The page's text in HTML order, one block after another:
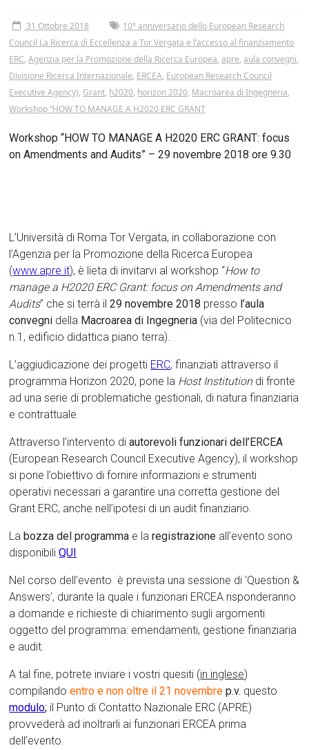
31 Ottobre 2018
10° anniversario dello European Research
Council La Ricerca di Eccellenza a Tor Vergata e l’accesso al finanziamento
ERC,Agenzia per la Promozione della Ricerca Europea,apre,aula convegni,
Divisione Ricerca Internazionale, ERCEA, European Research Council
Executive Agency), Grant, h2020, horizon 2020, Macroarea di Ingegneria,
Workshop “HOW TO MANAGE A H2020 ERC GRANT
Workshop “HOW TO MANAGE A H2020 ERC GRANT: focus
on Amendments and Audits” – 29 novembre 2018 ore 9.30
L’Università di Roma Tor Vergata, in collaborazione con
l’Agenzia per la Promozione della Ricerca Europea
(www.apre.it), è lieta di invitarvi al workshop “How to
manage a H2020 ERC Grant: focus on Amendments and
Audits” che si terrà il29 novembre 2018 presso l’aula
convegni della Macroarea di Ingegneria (via del Politecnico
n.1, edificio didattica piano terra).
L’aggiudicazione dei progetti ERC, finanziati attraverso il
programma Horizon 2020, pone la Host Institutiondi fronte
ad una serie di problematiche gestionali, di natura finanziaria
e contrattuale.
Attraverso l’intervento diautorevoli funzionari dell’ERCEA
(European Research Council Executive Agency), il workshop
si pone l’obiettivo di fornire informazioni e strumenti
operativi necessari a garantire una corretta gestione del
Grant ERC, anche nell’ipotesi di un audit finanziario.
Labozza del programma e laregistrazione all’evento sono
disponibiliQUI
Nel corso dell’evento è prevista una sessione di ‘Question &
Answers’, durante la quale i funzionari ERCEA risponderanno
a domande e richieste di chiarimento sugli argomenti
oggetto del programma: emendamenti, gestione finanziaria
e audit.
A tal fine, potrete inviare i vostri quesiti (in inglese)
compilandoentro e non oltre il 21 novembre p.v. questo
modulo; il Punto di Contatto Nazionale ERC (APRE)
provvederà ad inoltrarli ai funzionari ERCEA prima
dell’evento.